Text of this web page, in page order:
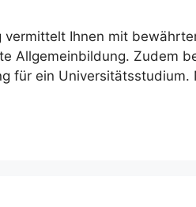
vermittelt Ihnen mit
Allgemeinbildung. Zudem
für ein